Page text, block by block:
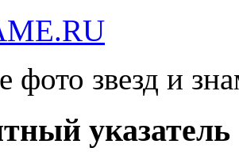
фото звезд и
указатель